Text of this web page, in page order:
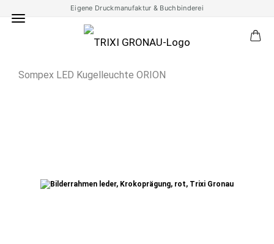
Eigene Druckmanufaktur & Buchbinderei
Sompex LED Kugelleuchte ORION